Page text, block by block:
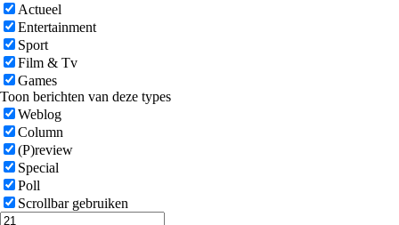
Actueel
Entertainment
Sport
Film & Tv
Games
Toon berichten van deze types
Weblog
Column
(P)review
Special
Poll
Scrollbar gebruiken